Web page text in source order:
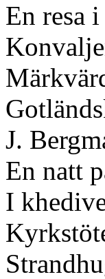
En resa
J.
En natt
I